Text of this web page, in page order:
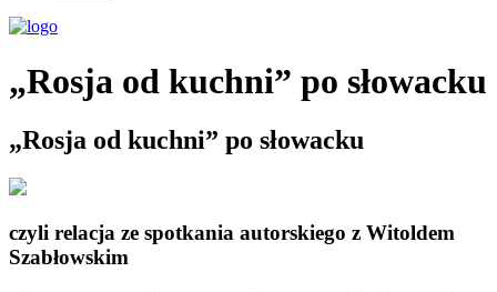
„Rosja od kuchni” po słowacku
„Rosja od kuchni” po słowacku
czyli relacja ze spotkania autorskiego z Witoldem
Szabłowskim